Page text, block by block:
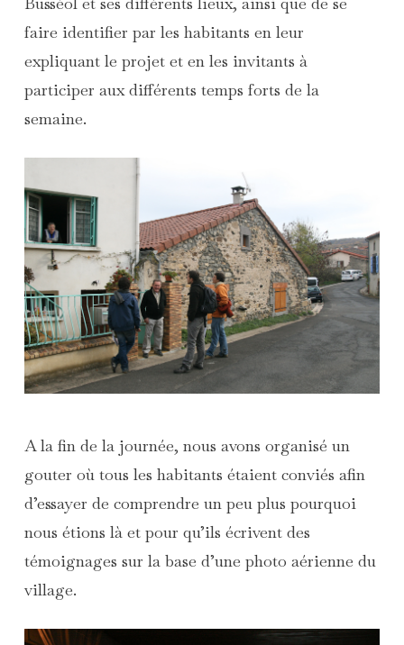
faire identifier par les habitants en leur
expliquant le projet et en les invitants à
participer aux différents temps forts de la
semaine.
A la fin de la journée, nous avons organisé un
gouter où tous les habitants étaient conviés afin
d’essayer de comprendre un peu plus pourquoi
nous étions là et pour qu’ils écrivent des
témoignages sur la base d’une photo aérienne du
village.